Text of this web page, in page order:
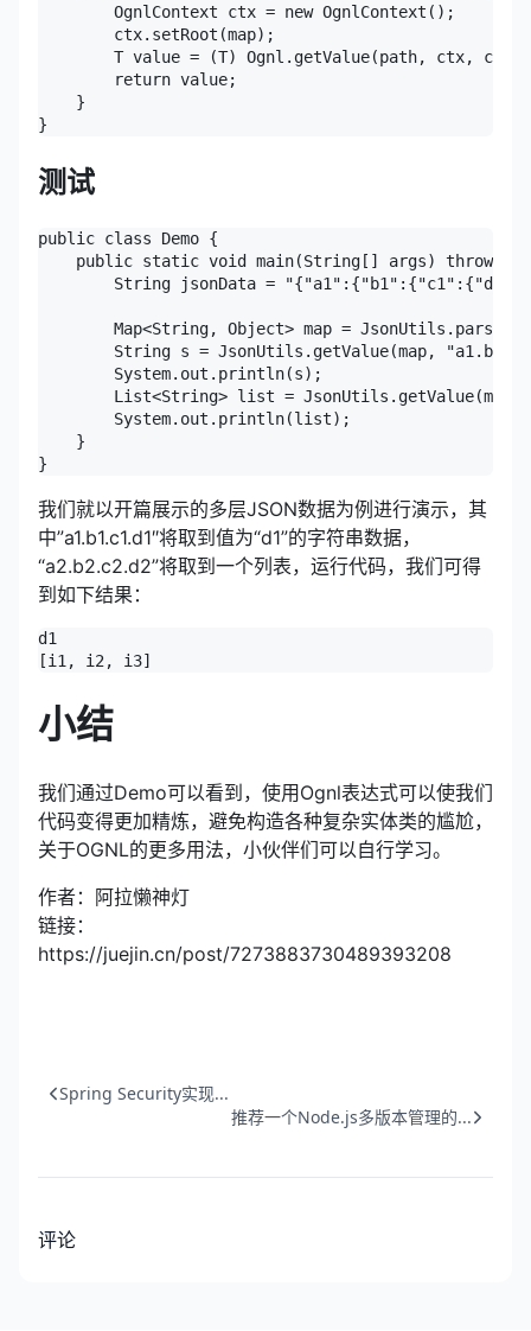
        OgnlContext ctx = new OgnlContext();
        ctx.setRoot(map);
T value = (T) Ognl.getValue(path, ctx,
        return value;
    }
测试
public class Demo {
public static void main(String[] args)
String jsonData =
Map<String, Object> map =
String s = JsonUtils.getValue(map,
        System.out.println(s);
List<String> list =
        System.out.println(list);
    }
我们就以开篇展示的多层JSON数据为例进行演示，其
中”a1.b1.c1.d1″将取到值为“d1”的字符串数据，
“a2.b2.c2.d2”将取到一个列表，运行代码，我们可得
到如下结果：
d1
小结
我们通过Demo可以看到，使用Ognl表达式可以使我们
代码变得更加精炼，避免构造各种复杂实体类的尴尬，
关于OGNL的更多用法，小伙伴们可以自行学习。
作者：阿拉懒神灯
链接：
https://juejin.cn/post/7273883730489393208
Spring Security实现...
推荐一个Node.js多版本管理的...
评论